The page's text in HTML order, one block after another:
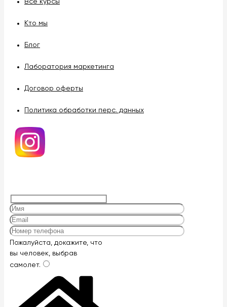
Кто мы
Блог
Лаборатория маркетинга
Договор оферты
Политика обработки перс. данных
Оставьте
это
поле
Пожалуйста, докажите, что
вы человек, выбрав
самолет.